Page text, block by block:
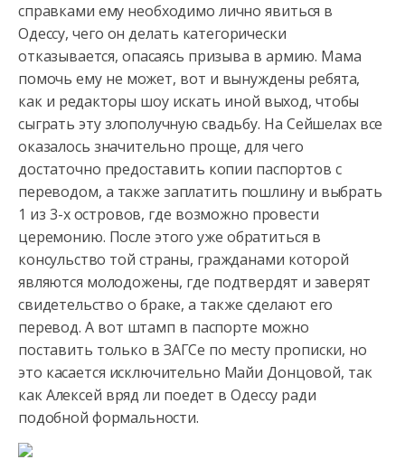
справками ему необходимо лично явиться в
Одессу, чего он делать категорически
отказывается, опасаясь призыва в армию. Мама
помочь ему не может, вот и вынуждены ребята,
как и редакторы шоу искать иной выход, чтобы
сыграть эту злополучную свадьбу. На Сейшелах все
оказалось значительно проще, для чего
достаточно предоставить копии паспортов с
переводом, а также заплатить пошлину и выбрать
1 из 3-х островов, где возможно провести
церемонию. После этого уже обратиться в
консульство той страны, гражданами которой
являются молодожены, где подтвердят и заверят
свидетельство о браке, а также сделают его
перевод. А вот штамп в паспорте можно
поставить только в ЗАГСе по месту прописки, но
это касается исключительно Майи Донцовой, так
как Алексей вряд ли поедет в Одессу ради
подобной формальности.